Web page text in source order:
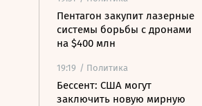
Пентагон закупит лазерные
системы борьбы с дронами
на $400 млн
19:19 / Политика
Бессент: США могут
заключить новую мирную